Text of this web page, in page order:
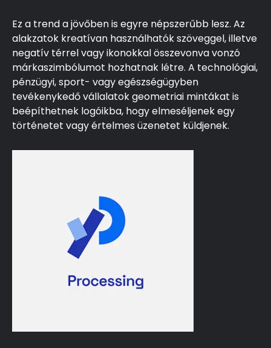
Ez a trend a jövőben is egyre népszerűbb lesz. Az
alakzatok kreatívan használhatók szöveggel, illetve
negatív térrel vagy ikonokkal összevonva vonzó
márkaszimbólumot hozhatnak létre. A technológiai,
pénzügyi, sport- vagy egészségügyben
tevékenykedő vállalatok geometriai mintákat is
beépíthetnek logóikba, hogy elmeséljenek egy
történetet vagy értelmes üzenetet küldjenek.